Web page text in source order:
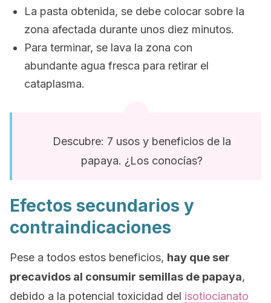
La pasta obtenida, se debe colocar sobre la
zona afectada durante unos diez minutos.
Para terminar, se lava la zona con
abundante agua fresca para retirar el
cataplasma.
Descubre: 7 usos y beneficios de la
papaya. ¿Los conocías?
Efectos secundarios y
contraindicaciones
Pese a todos estos beneficios, hay que ser
precavidos al consumir semillas de papaya,
debido a la potencial toxicidad del isotiocianato